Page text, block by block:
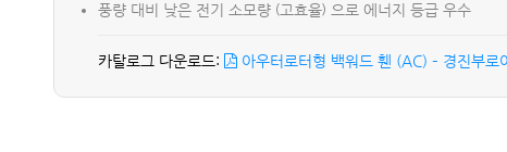
풍량 대비 낮은 전기 소모량 (고효율) 으로 에너지 등급 우수
아우터로터형 백워드 휀 (AC) – 경진부로